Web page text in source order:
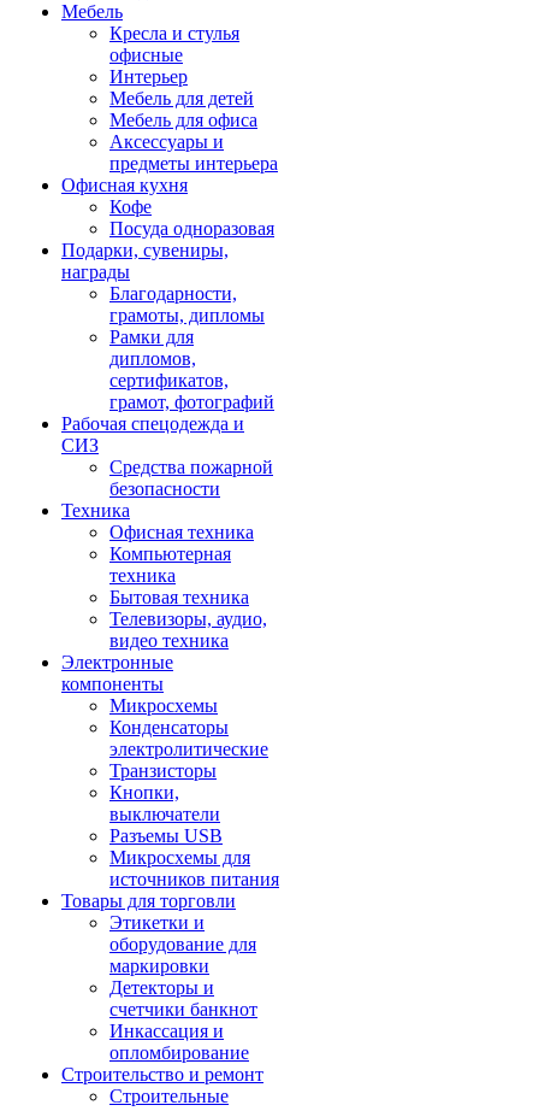
Мебель
Кресла и стулья
офисные
Интерьер
Мебель для детей
Мебель для офиса
Аксессуары и
предметы интерьера
Офисная кухня
Кофе
Посуда одноразовая
Подарки, сувениры,
награды
Благодарности,
грамоты, дипломы
Рамки для
дипломов,
сертификатов,
грамот, фотографий
Рабочая спецодежда и
СИЗ
Средства пожарной
безопасности
Техника
Офисная техника
Компьютерная
техника
Бытовая техника
Телевизоры, аудио,
видео техника
Электронные
компоненты
Микросхемы
Конденсаторы
электролитические
Транзисторы
Кнопки,
выключатели
Разъемы USB
Микросхемы для
источников питания
Товары для торговли
Этикетки и
оборудование для
маркировки
Детекторы и
счетчики банкнот
Инкассация и
опломбирование
Строительство и ремонт
Строительные